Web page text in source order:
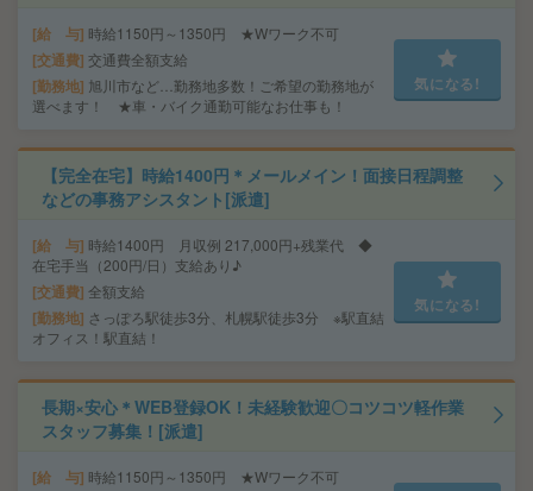
給 与 時給1150円～1350円 ★Wワーク不可
交通費 交通費全額支給
勤務地 旭川市など…勤務地多数！ご希望の勤務地が
選べます！ ★車・バイク通勤可能なお仕事も！
気になる!
【完全在宅】時給1400円＊メールメイン！面接日程調整
などの事務アシスタント[派遣]
給 与 時給1400円 月収例 217,000円+残業代 ◆
在宅手当（200円/日）支給あり♪
交通費 全額支給
勤務地 さっぽろ駅徒歩3分、札幌駅徒歩3分 ※駅直結
オフィス！駅直結！
気になる!
長期×安心＊WEB登録OK！未経験歓迎〇コツコツ軽作業
スタッフ募集！[派遣]
給 与 時給1150円～1350円 ★Wワーク不可